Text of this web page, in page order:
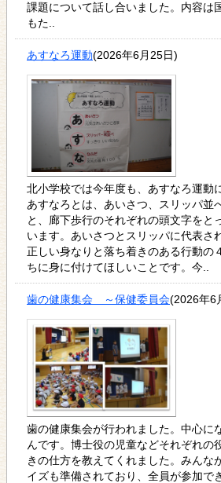
課題について話し合いました。内容は
もた..
あすなろ運動(2026年6月25日)
北小学校では今年度も、あすなろ運動
あすなろとは、あいさつ、スリッパ並
と、廊下歩行のそれぞれの頭文字をと
います。あいさつとスリッパに代表さ
正しい身なりと落ち着きのある行動の
ちに身に付けてほしいことです。今..
歯の健康集会 ～保健委員会(2026年6
歯の健康集会が行われました。中心に
んです。博士役の児童などそれぞれの
きの仕方を教えてくれました。みんな
イズも準備されており、全員が参加で